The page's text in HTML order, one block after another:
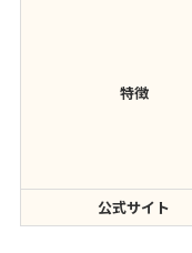
特徴
公式サイト